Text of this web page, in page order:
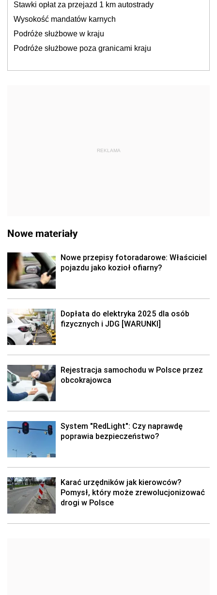
Stawki opłat za przejazd 1 km autostrady
Wysokość mandatów karnych
Podróże służbowe w kraju
Podróże służbowe poza granicami kraju
REKLAMA
Nowe materiały
Nowe przepisy fotoradarowe: Właściciel
pojazdu jako kozioł ofiarny?
Dopłata do elektryka 2025 dla osób
fizycznych i JDG [WARUNKI]
Rejestracja samochodu w Polsce przez
obcokrajowca
System "RedLight": Czy naprawdę
poprawia bezpieczeństwo?
Karać urzędników jak kierowców?
Pomysł, który może zrewolucjonizować
drogi w Polsce